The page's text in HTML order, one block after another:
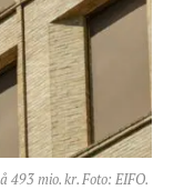
493 mio. kr. Foto: EIFO.